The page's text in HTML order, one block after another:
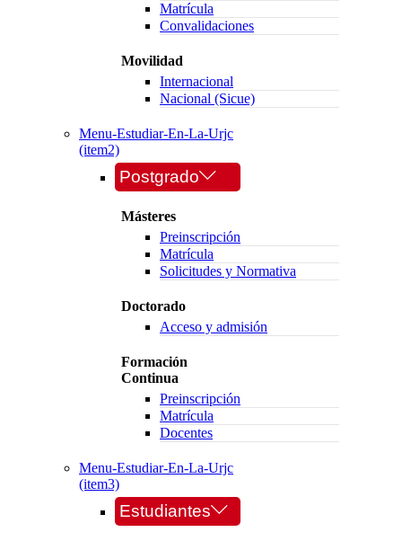
Matrícula
Convalidaciones
Movilidad
Internacional
Nacional (Sicue)
Menu-Estudiar-En-La-Urjc
(item2)
Postgrado
Másteres
Preinscripción
Matrícula
Solicitudes y Normativa
Doctorado
Acceso y admisión
Formación
Continua
Preinscripción
Matrícula
Docentes
Menu-Estudiar-En-La-Urjc
(item3)
Estudiantes